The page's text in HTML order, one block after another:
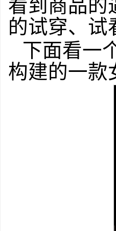
看到商品的
的试穿、试
下面看一
构建的一款